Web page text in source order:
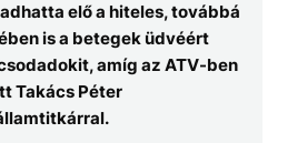
elő a hiteles, továbbá
is a betegek üdvéért
amíg az ATV-ben
Takács Péter